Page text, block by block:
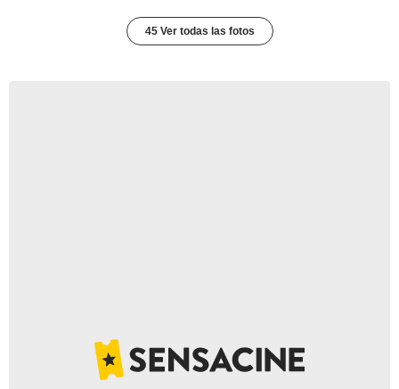
45 Ver todas las fotos